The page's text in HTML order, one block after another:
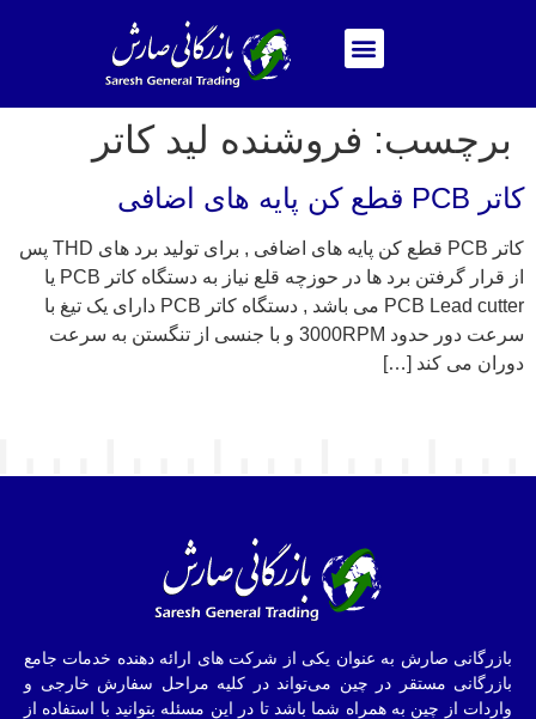
برچسب: فروشنده لید کاتر
کاتر PCB قطع کن پایه های اضافی
کاتر PCB قطع کن پایه های اضافی , برای تولید برد های THD پس
از قرار گرفتن برد ها در حوزچه قلع نیاز به دستگاه کاتر PCB یا
PCB Lead cutter می باشد , دستگاه کاتر PCB دارای یک تیغ با
سرعت دور حدود 3000RPM و با جنسی از تنگستن به سرعت
دوران می کند […]
بازرگانی صارش به عنوان یکی از شرکت های ارائه دهنده خدمات جامع
بازرگانی مستقر در چین می‌تواند در کلیه مراحل سفارش خارجی و
واردات از چین به همراه شما باشد تا در این مسئله بتوانید با استفاده از